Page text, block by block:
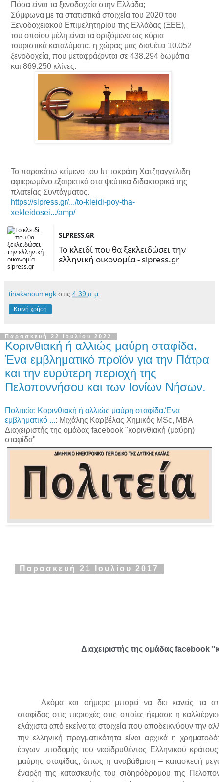
Πόσα είναι τα ξενοδοχεία στην Ελλάδα;
Σύμφωνα με τα στατιστικά στοιχεία του 2020 του
Ξενοδοχειακού Επιμελητηρίου της Ελλάδας (ΞΕΕ),
του οποίου μέλη είναι τα οριζόμενα ως κύρια
τουριστικά καταλύματα, η χώρας μας διαθέτει 10.052
ξενοδοχεία, που μεταφράζονται σε 438.294 δωμάτια
και 869.250 κλίνες.
Το παρακάτω κείμενο του Ιπποκράτη Χατζηαγγελιδη
αφιερωμένο εξαιρετικά στα ψεύτικα διδακτορικά της
πλατείας Συντάγματος.
https://slpress.gr/.../to-kleidi-poy-tha-
xekleidosei.../amp/
SLPRESS.GR
Το κλειδί που θα ξεκλειδώσει την
ελληνική οικονομία - slpress.gr
Τ
ο
κ
λ
ε
ι
δ
ί
π
υ
θ
α
ξ
ε
λ
ε
δ
ώ
σ
ε
ι
ν
ι
κ
s
.
g
r
tinakanoumegk στις 4:39 π.μ.
Κοινή χρήση
Παρασκευή 22 Ιουλίου 2022
Κορινθιακή ή αλλιώς μαύρη σταφίδα.
Ένα εμβληματικό προϊόν για την Πάτρα
και την ευρύτερη περιοχή της
Πελοποννήσου και των Ιονίων Νήσων.
Πολιτεία: Κορινθιακή ή αλλιώς μαύρη σταφίδα.Ένα
εμβληματικό ...: Μιχάλης Καρβέλας Χημικός MSc, ΜΒΑ
Διαχειριστής της ομάδας facebook "κορινθιακή (μαύρη)
σταφίδα"
Παρασκευή 21 Ιουλίου 2017
Διαχειριστής της ομάδας facebook
Ακόμα και σήμερα μπορεί να δει κανείς τα
σταφίδας στις περιοχές στις οποίες ήκμασε η
ελάχιστα από εκείνα τα στοιχεία που αποδεικνύουν την
την ελληνική πραγματικότητα είναι αρχικά η
έργων υποδομής του νεοϊδρυθέντος Ελληνικού
μαύρης σταφίδας, όπως η αναβάθμιση – κατασκευή
έναρξη της κατασκευής του σιδηρόδρομου της